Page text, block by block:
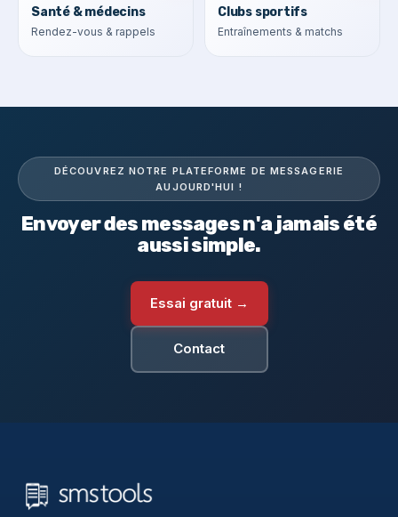
Santé & médecins
Rendez-vous & rappels
Clubs sportifs
Entraînements & matchs
DÉCOUVREZ NOTRE PLATEFORME DE MESSAGERIE
AUJOURD'HUI !
Envoyer des messages n'a jamais été
aussi simple.
Essai gratuit →
Contact